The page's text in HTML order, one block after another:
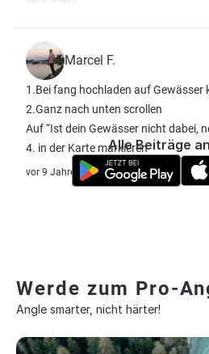
Marcel F.
1.Bei fang hochladen auf Gewässer
2.Ganz nach unten scrollen
Auf “Ist dein Gewässer nicht dabei,
4. in der Karte markieren
vor 9 Jahre
Alle Beiträge
Werde zum Pro-
Angle smarter, nicht härter!